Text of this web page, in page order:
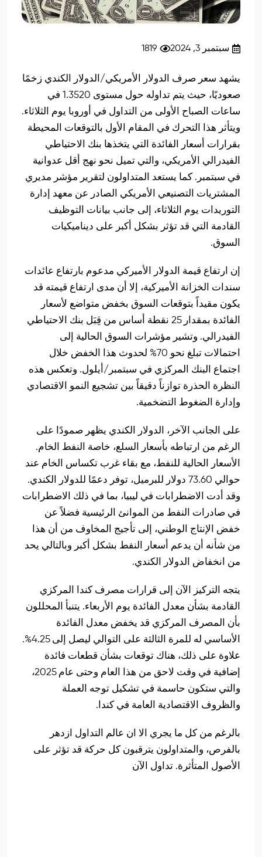
سبتمبر 3, 2024 1819
يشهد سعر صرف الدولار الأمريكي/الدولار الكندي زخمًا
صعوديًا، حيث يتم تداوله حول مستوى 1.3520 في
ساعات الصباح الأولى من التداول في أوروبا يوم الثلاثاء.
ويتأثر هذا التحرك في المقام الأول بالتوقعات المحيطة
بقرارات أسعار الفائدة التي يتخذها بنك الاحتياطي
الفيدرالي الأمريكي، والتي تميل نحو نهج أقل عدوانية
في سبتمبر. كما يستعد المتداولون لتقرير مؤشر مديري
المشتريات التصنيعي الأمريكي الصادر عن معهد إدارة
التوريدات يوم الثلاثاء، إلى جانب بيانات التوظيف
القادمة التي قد تؤثر بشكل أكبر على ديناميكيات
السوق.
إن ارتفاع قيمة الدولار الأميركي مدعوم بارتفاع عائدات
سندات الخزانة الأميركية، إلا أن مدى ارتفاع قيمته قد
يكون مقيداً بتوقعات السوق بخفض متواضع لأسعار
الفائدة بمقدار 25 نقطة أساس من قِبَل بنك الاحتياطي
الفيدرالي. وتشير مؤشرات السوق الحالية إلى
احتمالات تبلغ نحو 70% لحدوث هذا الخفض خلال
اجتماع البنك المركزي في سبتمبر/أيلول. وتعكس هذه
النظرة الحذرة توازناً دقيقاً بين تشجيع النمو الاقتصادي
وإدارة الضغوط التضخمية.
على الجانب الآخر، الدولار الكندي يظهر صمودًا على
الرغم من ارتباطه بأسعار السلع، خاصة النفط الخام.
الأسعار الحالية للنفط، مع بقاء غرب تكساس الخام عند
حوالي 73.60 دولار للبرميل، توفر دعمًا للدولار الكندي.
وقد أدت الاضطرابات في ليبيا، بما في ذلك الاضطرابات
في صادرات النفط من الموانئ الرئيسية فضلاً عن
خفض الإنتاج الوطني، إلى تأجيج المخاوف من أن هذا
من شأنه أن يدعم أسعار النفط بشكل أكبر وبالتالي يحد
من انخفاض الدولار الكندي.
يتجه التركيز الآن إلى قرارات مصرف كندا المركزي
القادمة بشأن معدل الفائدة يوم الأربعاء. يتنبأ المحللون
بأن المصرف المركزي قد يخفض معدل الفائدة
الأساسي له للمرة الثالثة على التوالي ليصل إلى 4.25%.
علاوة على ذلك، هناك توقعات بشأن قطعات فائدة
إضافية في وقت لاحق من هذا العام وحتى عام 2025،
والتي ستكون حاسمة في تشكيل توجه العملة
والظروف الاقتصادية العامة في كندا.
بالرغم من كل ما يجري الا ان عالم التداول ازدهر
بالفرص، والمتداولون يترقبون كل حركة قد تؤثر على
الأصول المتأثرة. تداول الآن